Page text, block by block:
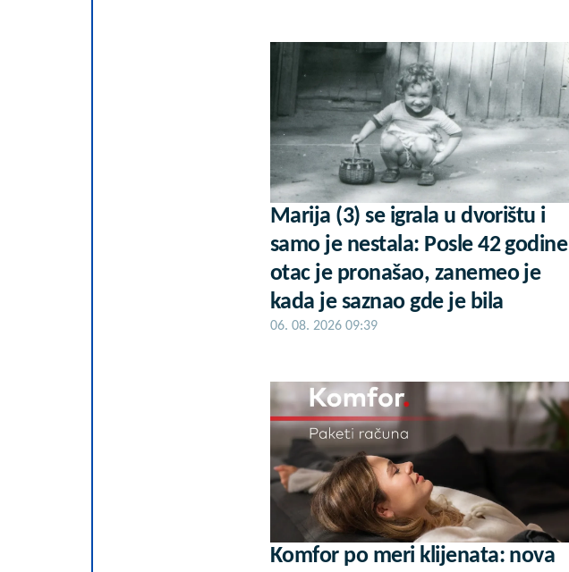
Marija (3) se igrala u dvorištu i
samo je nestala: Posle 42 godine
otac je pronašao, zanemeo je
kada je saznao gde je bila
06. 08. 2026 09:39
Komfor po meri klijenata: nova